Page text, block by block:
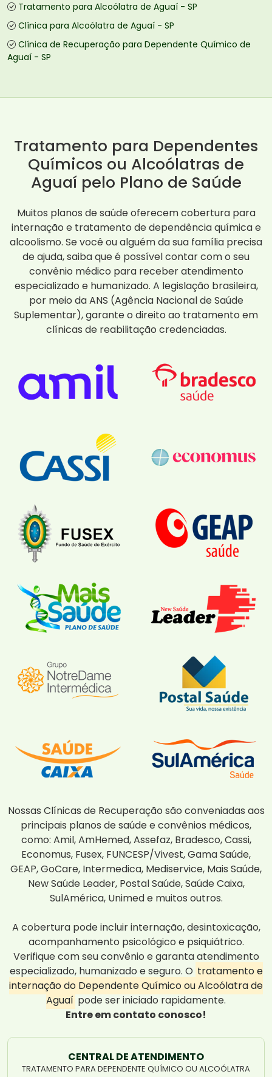
Tratamento para Alcoólatra de Aguaí - SP
Clínica para Alcoólatra de Aguaí - SP
Clínica de Recuperação para Dependente Químico de
Aguaí - SP
Tratamento para Dependentes
Químicos ou Alcoólatras de
Aguaí pelo Plano de Saúde
Muitos planos de saúde oferecem cobertura para
internação e tratamento de dependência química e
alcoolismo. Se você ou alguém da sua família precisa
de ajuda, saiba que é possível contar com o seu
convênio médico para receber atendimento
especializado e humanizado. A legislação brasileira,
por meio da ANS (Agência Nacional de Saúde
Suplementar), garante o direito ao tratamento em
clínicas de reabilitação credenciadas.
Nossas Clínicas de Recuperação são conveniadas aos
principais planos de saúde e convênios médicos,
como: Amil, AmHemed, Assefaz, Bradesco, Cassi,
Economus, Fusex, FUNCESP/Vivest, Gama Saúde,
GEAP, GoCare, Intermedica, Mediservice, Mais Saúde,
New Saúde Leader, Postal Saúde, Saúde Caixa,
SulAmérica, Unimed e muitos outros.
A cobertura pode incluir internação, desintoxicação,
acompanhamento psicológico e psiquiátrico.
Verifique com seu convênio e garanta atendimento
especializado, humanizado e seguro. O tratamento e
internação do Dependente Químico ou Alcoólatra de
Aguaí pode ser iniciado rapidamente.
Entre em contato conosco!
CENTRAL DE ATENDIMENTO
TRATAMENTO PARA DEPENDENTE QUÍMICO OU ALCOÓLATRA